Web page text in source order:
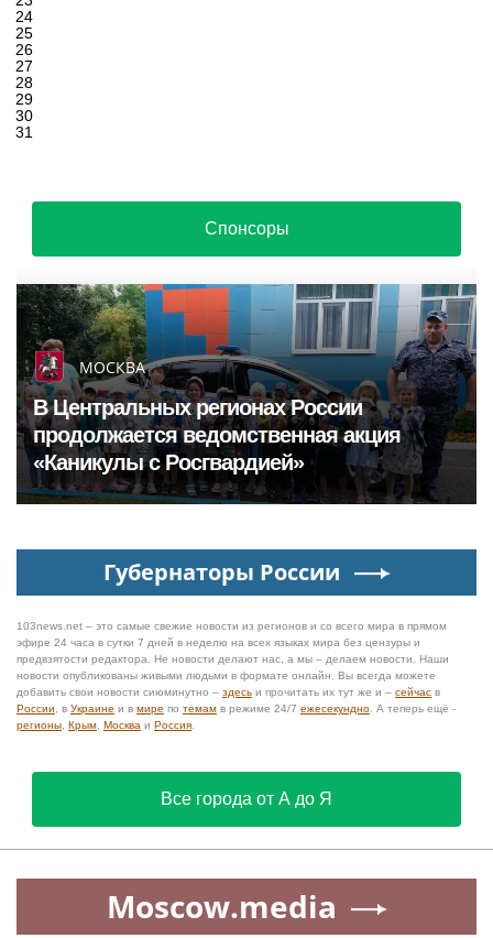
24
25
26
27
28
29
30
31
Спонсоры
МОСКВА
В Центральных регионах России
продолжается ведомственная акция
«Каникулы с Росгвардией»
Губернаторы России
103news.net – это самые свежие новости из регионов и со всего мира в прямом
эфире 24 часа в сутки 7 дней в неделю на всех языках мира без цензуры и
предвзятости редактора. Не новости делают нас, а мы – делаем новости. Наши
новости опубликованы живыми людьми в формате онлайн. Вы всегда можете
добавить свои новости сиюминутно – здесь и прочитать их тут же и – сейчас в
России , в Украине и в мире по темам в режиме 24/7 ежесекундно . А теперь ещё -
регионы Крым Москва и Россия
Все города от А до Я
Moscow.media